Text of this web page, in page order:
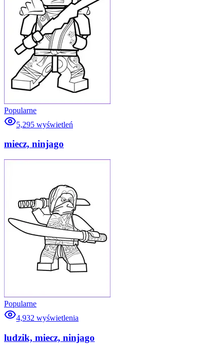
Popularne
5,295 wyświetleń
miecz, ninjago
Popularne
4,932 wyświetlenia
ludzik, miecz, ninjago